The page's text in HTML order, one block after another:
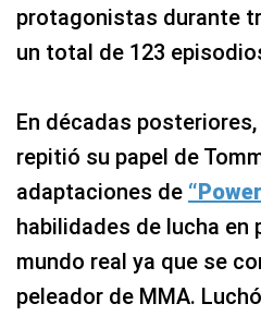
protagonistas durante
un total de 123
En décadas
repitió su papel de
adaptaciones de
habilidades de lucha en
mundo real ya que se
peleador de MMA.